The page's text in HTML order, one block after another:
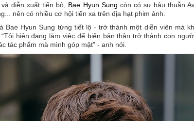
diễn xuất tiến bộ, Bae Hyun Sung còn có sự hậu thuẫn
nên có nhiều cơ hội tiến xa trên địa hạt phim ảnh.
Bae Hyun Sung từng tiết lộ - trở thành một diễn viên mà
hiện đang làm việc để biến bản thân trở thành con
tác phẩm mà mình góp mặt” - anh nói.